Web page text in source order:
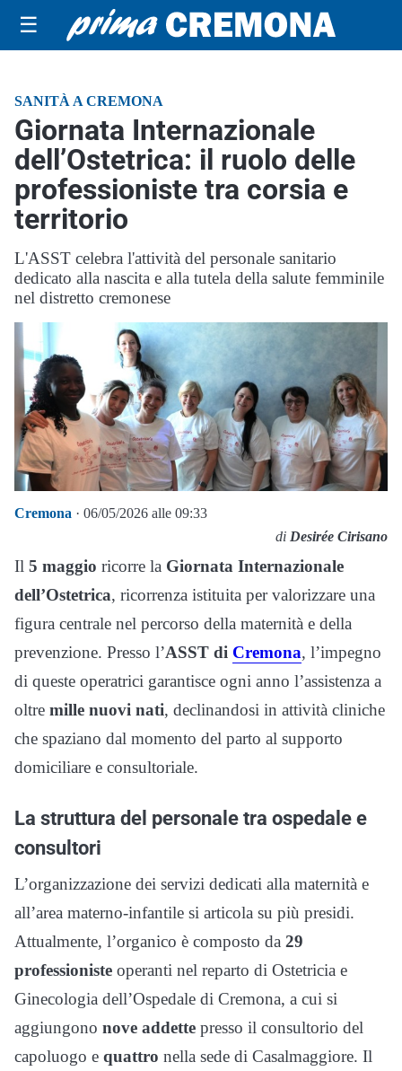
☰
SANITÀ A CREMONA
Giornata Internazionale
dell’Ostetrica: il ruolo delle
professioniste tra corsia e
territorio
L'ASST celebra l'attività del personale sanitario
dedicato alla nascita e alla tutela della salute femminile
nel distretto cremonese
Cremona · 06/05/2026 alle 09:33
di Desirée Cirisano
Il 5 maggio ricorre la Giornata Internazionale
dell’Ostetrica, ricorrenza istituita per valorizzare una
figura centrale nel percorso della maternità e della
prevenzione. Presso l’ASST di Cremona, l’impegno
di queste operatrici garantisce ogni anno l’assistenza a
oltre mille nuovi nati, declinandosi in attività cliniche
che spaziano dal momento del parto al supporto
domiciliare e consultoriale.
La struttura del personale tra ospedale e
consultori
L’organizzazione dei servizi dedicati alla maternità e
all’area materno-infantile si articola su più presidi.
Attualmente, l’organico è composto da 29
professioniste operanti nel reparto di Ostetricia e
Ginecologia dell’Ospedale di Cremona, a cui si
aggiungono nove addette presso il consultorio del
capoluogo e quattro nella sede di Casalmaggiore. Il